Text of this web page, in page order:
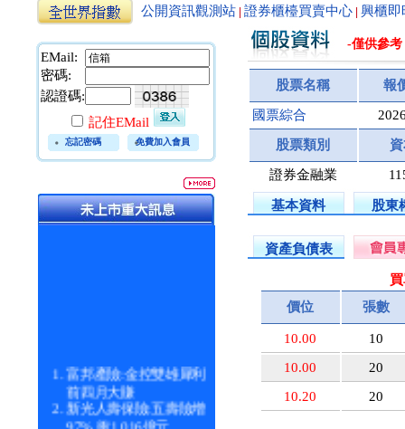
公開資訊觀測站 證券櫃檯買賣中心 興櫃即
EMail:
密碼:
認證碼:
記住EMail
忘記密碼 免費加入會員
富邦產險:金控雙雄犀利
前四月大賺
新光人壽保險:五壽險增
97% 衝1,016億元
-僅供參考
股票名稱 報
國票綜合
股票類別
證券金融業
基本資料 股東
資產負債表
價位
張數
10.00
10
10.00
20
10.20
20